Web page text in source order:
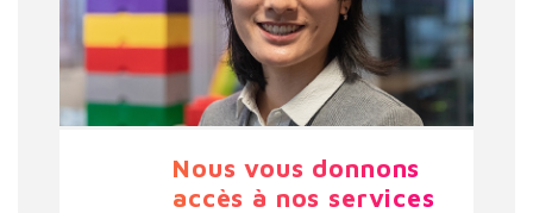
Nous vous donnons
accès à nos services